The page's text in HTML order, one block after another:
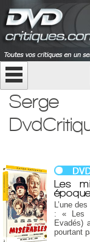
Les
L’une
: « Les
Evadés)
pourtant